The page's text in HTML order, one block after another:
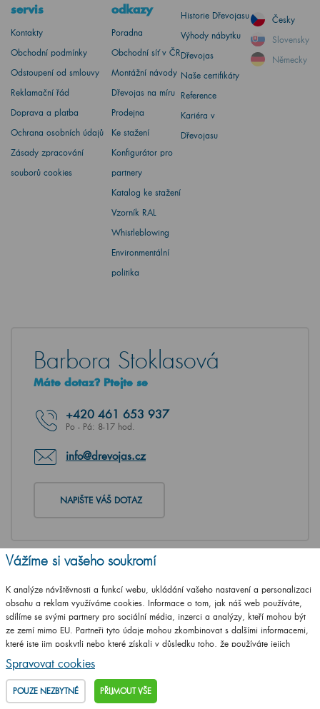
servis
Kontakty
Obchodní podmínky
Odstoupení od smlouvy
Reklamační řád
Doprava a platba
Ochrana osobních údajů
Zásady zpracování
souborů cookies
odkazy
Poradna
Obchodní síť v ČR
Montážní návody
Dřevojas na míru
Prodejna
Ke stažení
Konfigurátor pro
partnery
Katalog ke stažení
Vzorník RAL
Whistleblowing
Environmentální
politika
Historie Dřevojasu
Výhody nábytku
Dřevojas
Naše certifikáty
Reference
Kariéra v
Dřevojasu
Česky
Slovensky
Německy
Barbora Stoklasová
Máte dotaz? Ptejte se
+420 461 653 937
Po - Pá: 8-17 hod.
info@drevojas.cz
NAPIŠTE VÁŠ DOTAZ
Vážíme si vašeho soukromí
K analýze návštěvnosti a funkcí webu, ukládání vašeho nastavení a personalizaci
obsahu a reklam využíváme cookies. Informace o tom, jak náš web používáte,
sdílíme se svými partnery pro sociální média, inzerci a analýzy, kteří mohou být
ze zemí mimo EU. Partneři tyto údaje mohou zkombinovat s dalšími informacemi,
které jste jim poskytli nebo které získali v důsledku toho, že používáte jejich
služby.
Podrobné informace
Spravovat cookies
POUZE NEZBYTNÉ PŘIJMOUT VŠE